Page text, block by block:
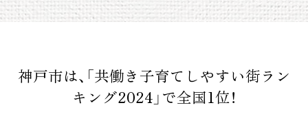
神戸市は、「共働き子育てしやすい街ラン
キング2024」で全国1位！